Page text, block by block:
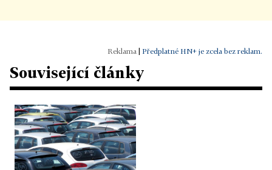
Předplatné HN+ je zcela bez reklam.
Související články